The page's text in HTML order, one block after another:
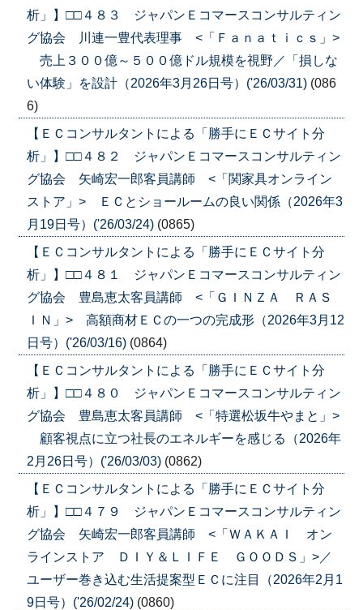
析」】□□４８３ ジャパンＥコマースコンサルティン
グ協会 川連一豊代表理事 <「Ｆａｎａｔｉｃｓ」>
売上３００億～５００億ドル規模を視野／「損しな
い体験」を設計（2026年3月26日号）('26/03/31) (086
6)
【ＥＣコンサルタントによる「勝手にＥＣサイト分
析」】□□４８２ ジャパンＥコマースコンサルティン
グ協会 矢崎宏一郎客員講師 <「関家具オンライン
ストア」> ＥＣとショールームの良い関係（2026年3
月19日号）('26/03/24) (0865)
【ＥＣコンサルタントによる「勝手にＥＣサイト分
析」】□□４８１ ジャパンＥコマースコンサルティン
グ協会 豊島恵太客員講師 <「ＧＩＮＺＡ ＲＡＳ
ＩＮ」> 高額商材ＥＣの一つの完成形（2026年3月12
日号）('26/03/16) (0864)
【ＥＣコンサルタントによる「勝手にＥＣサイト分
析」】□□４８０ ジャパンＥコマースコンサルティン
グ協会 豊島恵太客員講師 <「特選松坂牛やまと」>
顧客視点に立つ社長のエネルギーを感じる（2026年
2月26日号）('26/03/03) (0862)
【ＥＣコンサルタントによる「勝手にＥＣサイト分
析」】□□４７９ ジャパンＥコマースコンサルティン
グ協会 矢崎宏一郎客員講師 <「ＷＡＫＡＩ オン
ラインストア ＤＩＹ＆ＬＩＦＥ ＧＯＯＤＳ」>／
ユーザー巻き込む生活提案型ＥＣに注目（2026年2月1
9日号）('26/02/24) (0860)